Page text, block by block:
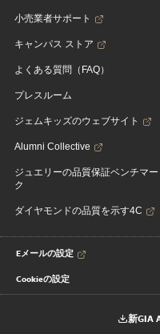
小売業者サポート
キャンパス ストア
よくある質問（FAQ）
プレスルーム
ジェムキッズのウェブサイト
Alumni Collective
ジュエリーの品質保証ベンチマー
ク
ダイヤモンドの品質を示す4C
Eメールの設定
Cookieの設定
新GIA